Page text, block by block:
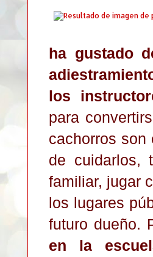
ha gustado
los
para
cachorros son
de cuidarlos,
familiar, jugar
los lugares
futuro dueño.
en la